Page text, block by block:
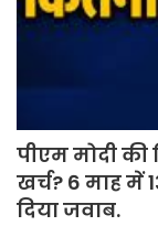
पीएम मोदी
खर्च? 6 माह में
दिया जवाब.